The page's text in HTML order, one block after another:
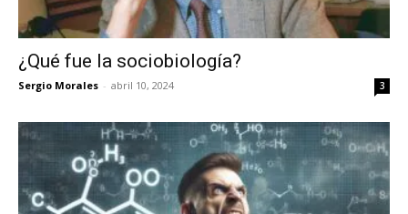
¿Qué fue la sociobiología?
Sergio Morales - abril 10, 2024 3